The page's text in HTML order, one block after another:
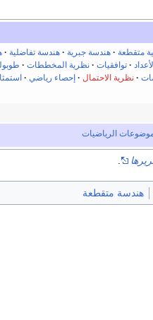
متقطعة هندسة جبرية هندسة تفاضلية
توافقيات نظرية المخططات
نظرية الاحتمال إحصاء رياضي
موضوعات الرياضيات
.
هندسة متقطعة